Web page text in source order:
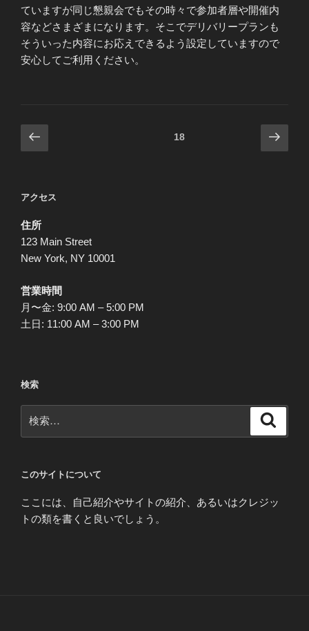
ていますが同じ懇親会でもその時々で参加者層や開催内
容などさまざまになります。そこでデリバリープランも
そういった内容にお応えできるよう設定していますので
安心してご利用ください。
投
稿
ペ
ジ
送
前
の
ジ
18
次
の
アクセス
住所
123 Main Street
New York, NY 10001
営業時間
月〜金: 9:00 AM – 5:00 PM
土日: 11:00 AM – 3:00 PM
検索
索:
このサイトについて
ここには、自己紹介やサイトの紹介、あるいはクレジッ
トの類を書くと良いでしょう。